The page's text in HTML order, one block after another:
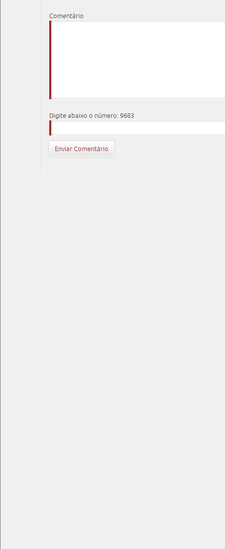
Comentário
Digite abaixo o número: 9683